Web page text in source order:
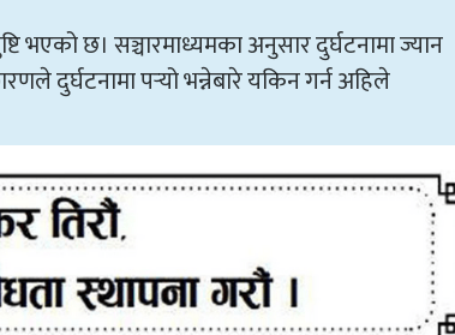
भएको छ। सञ्चारमाध्यमका अनुसार दुर्घटनामा ज्यान
दुर्घटनामा पर्‍यो भन्नेबारे यकिन गर्न अहिले